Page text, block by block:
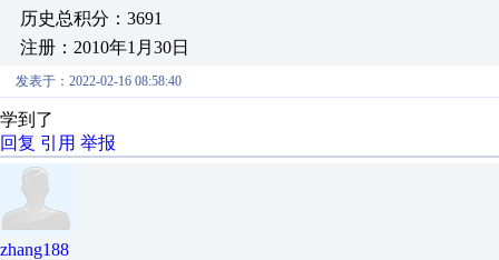
历史总积分：3691
注册：2010年1月30日
发表于：2022-02-16 08:58:40
学到了
回复 引用 举报
zhang188